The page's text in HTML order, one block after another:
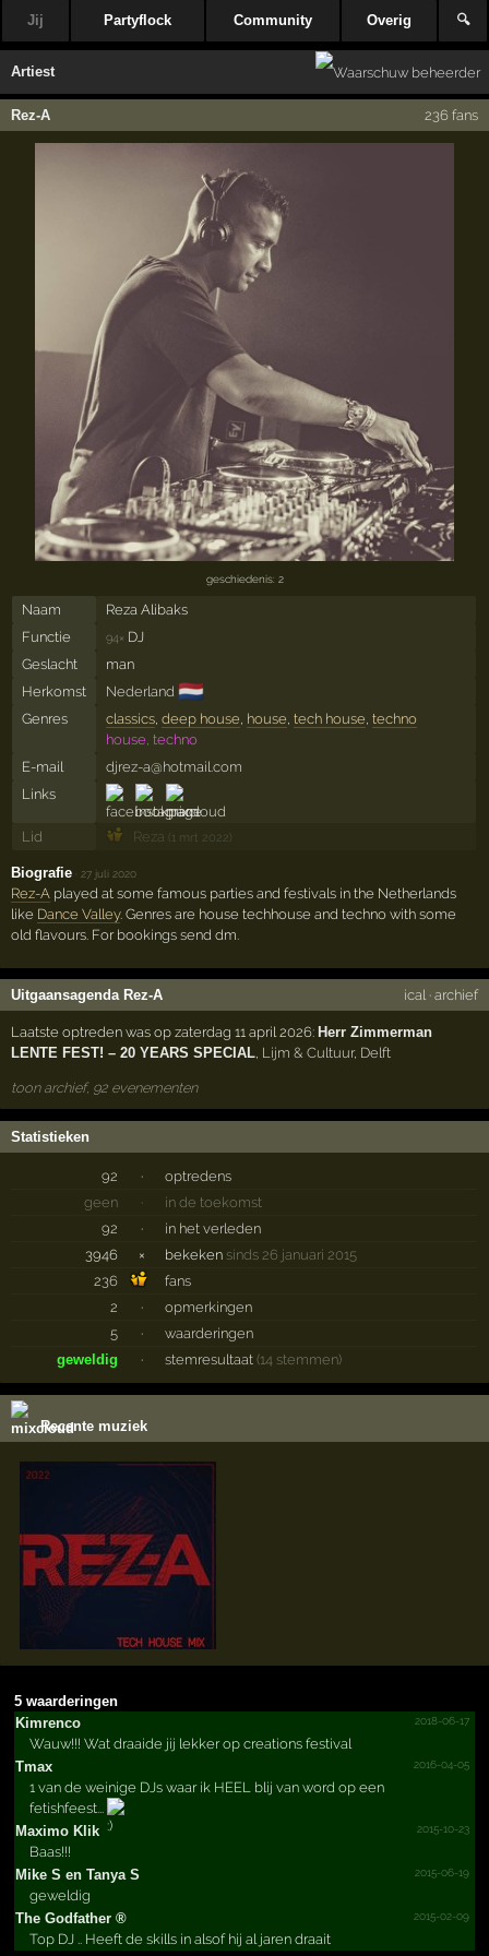
Jij Partyflock Community Overig 🔍
Artiest
Rez-A 236 fans
geschiedenis: 2
Naam
Reza Alibaks
Functie
94× DJ
Geslacht
man
Herkomst
Nederland 🇳🇱
Genres classics, deep house house tech house techno
house, techno
E-mail
djrez-a@hotmail.com
Links
Lid Reza (1 mrt 2022)
Biografie 27 juli 2020
Rez-A played at some famous parties and festivals in the Netherlands
like Dance Valley. Genres are house techhouse and techno with some
old flavours. For bookings send dm.
Uitgaansagenda Rez-A ical· archief
Laatste optreden was op zaterdag 11 april 2026: Herr Zimmerman
LENTE FEST! – 20 YEARS SPECIAL, Lijm & Cultuur, Delft
toon archief, 92 evenementen
Statistieken
92 ·
optredens
geen
·
in de toekomst
92
·
in het verleden
3946
× bekeken sinds 26 januari 2015
236
fans
2
·
opmerkingen
5
·
waarderingen
geweldig
· stemresultaat (14 stemmen)
Recente muziek
5 waarderingen
Kimrenco
2018-06-17
Wauw!!! Wat draaide jij lekker op creations festival
Tmax
2016-04-05
1 van de weinige DJs waar ik HEEL blij van word op een
fetishfeest...
Maximo Klik
2015-10-23
Baas!!!
Mike S en Tanya S
2015-06-19
geweldig
The Godfather ®
2015-02-09
Top DJ .. Heeft de skills in alsof hij al jaren draait